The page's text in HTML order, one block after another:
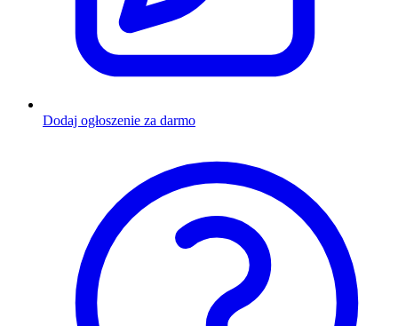
Dodaj ogłoszenie za darmo